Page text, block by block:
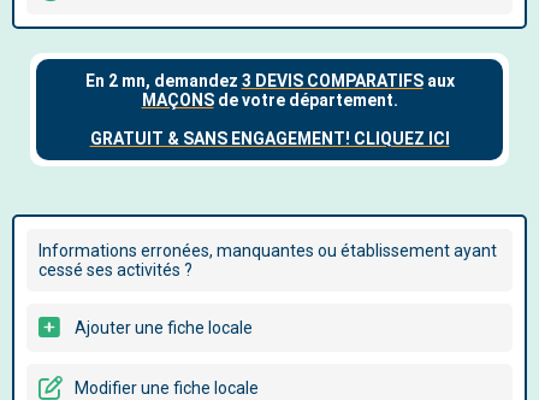
Informations erronées, manquantes ou établissement ayant
cessé ses activités ?
Ajouter une fiche locale
Modifier une fiche locale